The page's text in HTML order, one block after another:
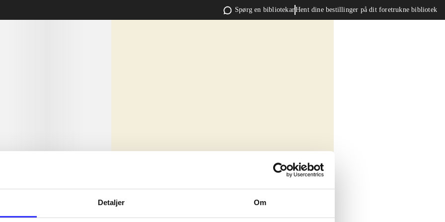
Detaljer Om
Spørg en bibliotekarHent dine bestillinger på dit foretrukne bibliotek
sit amet ...
sit amet ...